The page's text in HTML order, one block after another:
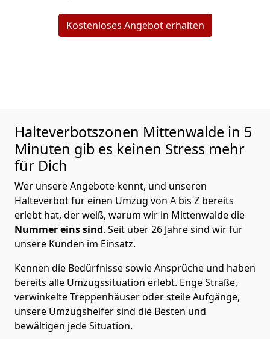
Kostenloses Angebot erhalten
Halteverbotszonen Mittenwalde in 5
Minuten gib es keinen Stress mehr
für Dich
Wer unsere Angebote kennt, und unseren
Halteverbot für einen Umzug von A bis Z bereits
erlebt hat, der weiß, warum wir in Mittenwalde die
Nummer eins sind. Seit über 26 Jahre sind wir für
unsere Kunden im Einsatz.
Kennen die Bedürfnisse sowie Ansprüche und haben
bereits alle Umzugssituation erlebt. Enge Straße,
verwinkelte Treppenhäuser oder steile Aufgänge,
unsere Umzugshelfer sind die Besten und
bewältigen jede Situation.